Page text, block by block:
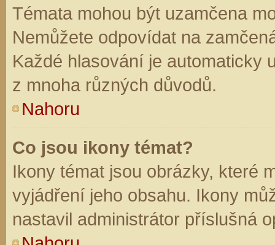
Témata mohou být uzamčena
Nemůžete odpovídat na
Každé hlasování je automaticky
z mnoha různých důvodů.
Nahoru
Co jsou ikony témat?
Ikony témat jsou obrázky, které
vyjádření jeho obsahu. Ikony
nastavil administrátor příslušná